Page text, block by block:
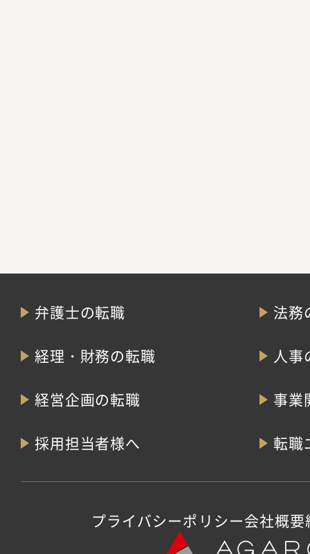
弁護士の転職 法務
経理・財務の転職 人事
経営企画の転職 事業
採用担当者様へ 転職
プライバシーポリシー会社概要